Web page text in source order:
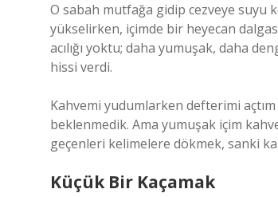
O sabah mutfağa gidip cezveye suyu
yükselirken, içimde bir heyecan
acılığı yoktu; daha yumuşak, daha
hissi verdi.
Kahvemi yudumlarken defterimi
beklenmedik. Ama yumuşak içim
geçenleri kelimelere dökmek, sanki
Küçük Bir Kaçamak